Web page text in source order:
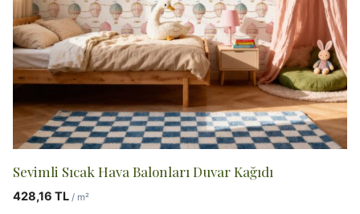
Sevimli Sıcak Hava Balonları Duvar Kağıdı
428,16 TL / m²